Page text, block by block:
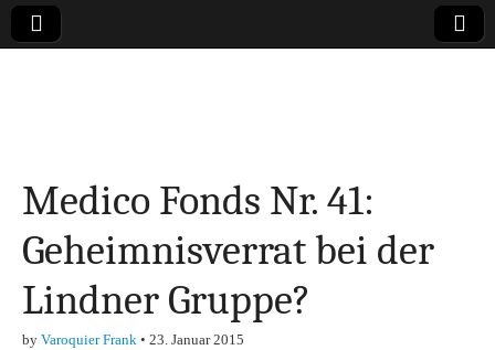
Finanzen,
Marketing-, Vertrieb-
& Investment-Tipps
Medico Fonds Nr. 41:
Geheimnisverrat bei der
Lindner Gruppe?
by Varoquier Frank • 23. Januar 2015